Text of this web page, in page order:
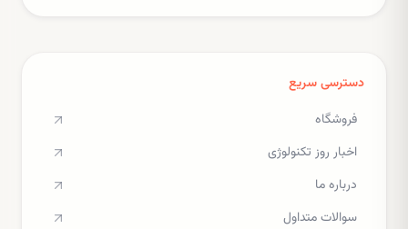
دسترسی سریع
فروشگاه
اخبار روز تکنولوژی
درباره ما
سوالات متداول